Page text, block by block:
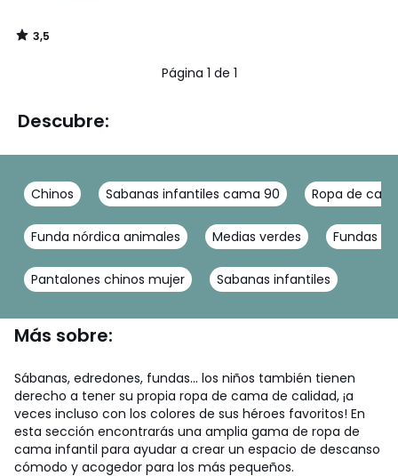
3,5
/
Página 1 de 1
Descubre:
Chinos Sabanas infantiles cama 90 Ropa de
Funda nórdica animales Medias verdes Fundas
Pantalones chinos mujer Sabanas infantiles
Más sobre:
Sábanas, edredones, fundas... los niños también tienen
derecho a tener su propia ropa de cama de calidad, ¡a
veces incluso con los colores de sus héroes favoritos! En
esta sección encontrarás una amplia gama de ropa de
cama infantil para ayudar a crear un espacio de descanso
cómodo y acogedor para los más pequeños.